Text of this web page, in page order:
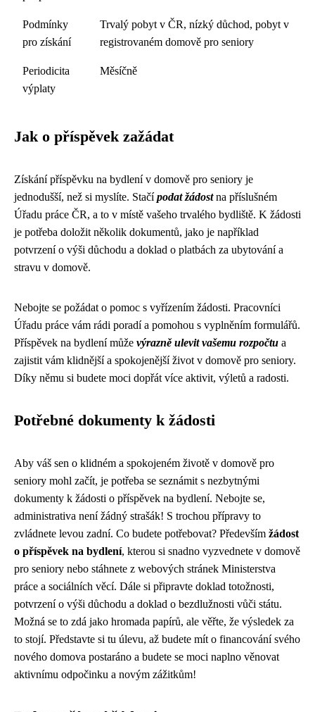
Podmínky
pro získání
Trvalý pobyt v ČR, nízký důchod, pobyt v
registrovaném domově pro seniory
Periodicita
výplaty
Měsíčně
Jak o příspěvek zažádat
Získání příspěvku na bydlení v domově pro seniory je
jednodušší, než si myslíte. Stačípodat žádostna příslušném
Úřadu práce ČR, a to v místě vašeho trvalého bydliště. K žádosti
je potřeba doložit několik dokumentů, jako je například
potvrzení o výši důchodu a doklad o platbách za ubytování a
stravu v domově.
Nebojte se požádat o pomoc s vyřízením žádosti. Pracovníci
Úřadu práce vám rádi poradí a pomohou s vyplněním formulářů.
Příspěvek na bydlení může výrazně ulevit vašemu rozpočtu a
zajistit vám klidnější a spokojenější život v domově pro seniory.
Díky němu si budete moci dopřát více aktivit, výletů a radosti.
Potřebné dokumenty k žádosti
Aby váš sen o klidném a spokojeném životě v domově pro
seniory mohl začít, je potřeba se seznámit s nezbytnými
dokumenty k žádosti o příspěvek na bydlení. Nebojte se,
administrativa není žádný strašák! S trochou přípravy to
zvládnete levou zadní. Co budete potřebovat? Především žádost
o příspěvek na bydlení, kterou si snadno vyzvednete v domově
pro seniory nebo stáhnete z webových stránek Ministerstva
práce a sociálních věcí. Dále si připravte doklad totožnosti,
potvrzení o výši důchodu a doklad o bezdlužnosti vůči státu.
Možná se to zdá jako hromada papírů, ale věřte, že výsledek za
to stojí. Představte si tu úlevu, až budete mít o financování svého
nového domova postaráno a budete se moci naplno věnovat
aktivnímu odpočinku a novým zážitkům!